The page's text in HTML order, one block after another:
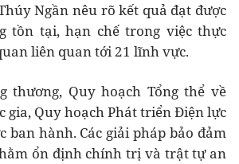
Ngần nêu rõ kết quả đạt được
tồn tại, hạn chế trong việc thực
liên quan tới 21 lĩnh vực.
thương, Quy hoạch Tổng thể về
gia, Quy hoạch Phát triển Điện lực
ban hành. Các giải pháp bảo đảm
ổn định chính trị và trật tự an